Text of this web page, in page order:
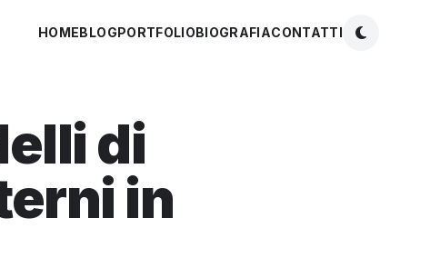
HOMEBLOGPORTFOLIOBIOGRAFIACONTATTI
di
in